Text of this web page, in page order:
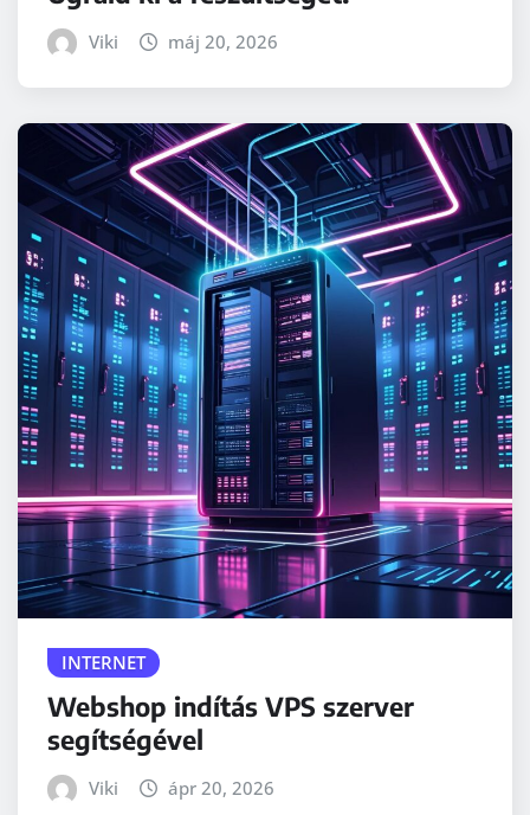
Viki máj 20, 2026
INTERNET
Webshop indítás VPS szerver
segítségével
Viki ápr 20, 2026